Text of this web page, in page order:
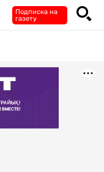
Подписка на
газету